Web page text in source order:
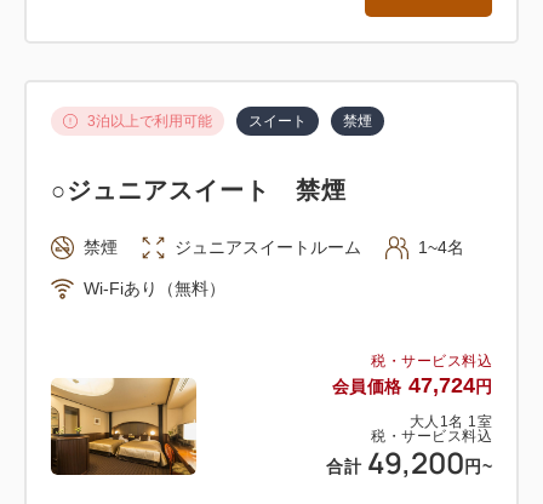
税・サービス料込
会員価格 47,724円
大人 1名 1室
税・サービス料込
合計 49,200 円~
3泊以上で利用可能 スイート 禁煙
○ジュニアスイート 禁煙
禁煙 ジュニアスイートルーム 1~4名
Wi-Fiあり（無料）